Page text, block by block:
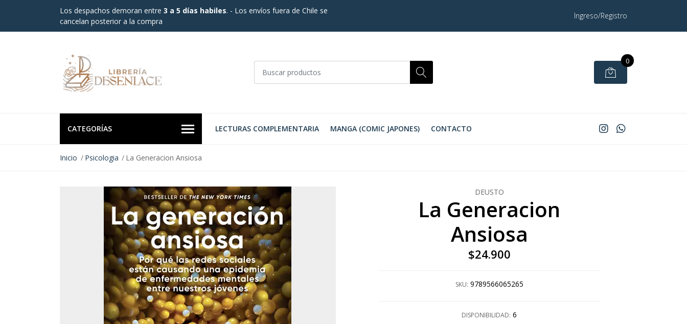
Los despachos demoran entre 3 a 5 días habiles. - Los envíos fuera de Chile se
cancelan posterior a la compra
Ingreso/Registro
0
CATEGORÍAS LECTURAS COMPLEMENTARIA MANGA (COMIC JAPONES) CONTACTO
Inicio Psicologia La Generacion Ansiosa
DEUSTO
La Generacion
Ansiosa
$24.900
SKU: 9789566065265
DISPONIBILIDAD: 6